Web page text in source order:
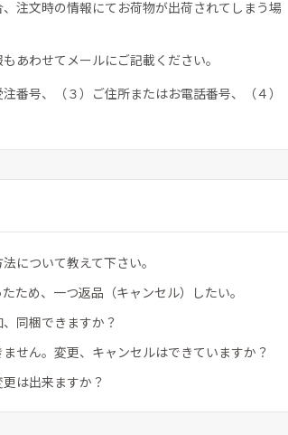
注文時の情報にてお荷物が出荷されてしまう場
あわせてメールにご記載ください。
番号、（３）ご住所またはお電話番号、（４）
について教えて下さい。
ため、一つ返品（キャンセル）したい。
同梱できますか？
せん。変更、キャンセルはできていますか？
は出来ますか？